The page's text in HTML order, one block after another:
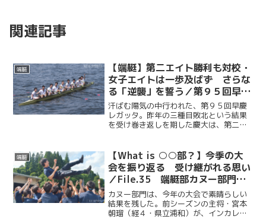
関連記事
端艇
【端艇】第二エイト勝利も対校・
女子エイトは一歩及ばず さらな
る「逆襲」を誓う／第９５回早慶
レガッタ
汗ばむ陽気の中行われた、第９５回早慶
レガッタ。昨年の三種目敗北という結果
を受け巻き返しを期した慶大は、第二エ
襲」へ向け、さらなる努力を誓った。
端艇
【What is ○○部？】今季の大
会を振り返る 受け継がれる思い
／File.35 端艇部カヌー部門
（後編）
カヌー部門は、今年の大会で素晴らしい
結果を残した。前シーズンの主将・宮本
朝瑠（経４・県立浦和）が、インカレの